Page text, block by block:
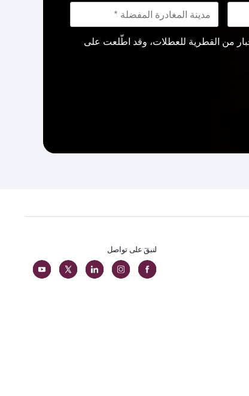
من القطرية للعطلات، وقد اطّلعت على
لنبقَ على تواصل